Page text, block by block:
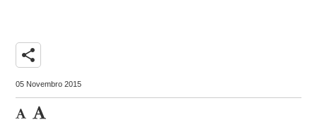
share
05 Novembro 2015